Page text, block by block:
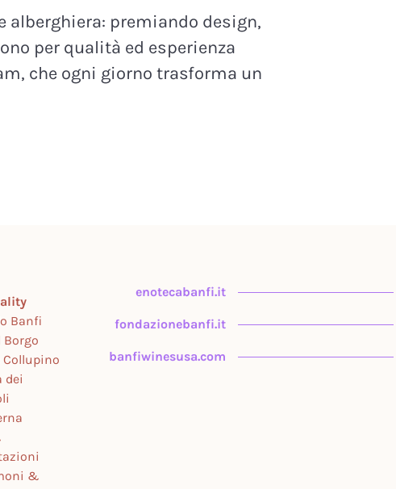
alberghiera: premiando design,
per qualità ed esperienza
che ogni giorno trasforma un
Banfi
Borgo
Collupino
dei
&
enotecabanfi.it
fondazionebanfi.it
banfiwinesusa.com